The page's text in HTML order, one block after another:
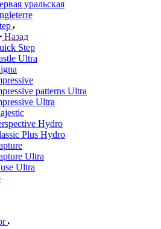
уральская
Назад
Step
Ultra
patterns Ultra
Ultra
Hydro
Plus Hydro
Ultra
Ultra